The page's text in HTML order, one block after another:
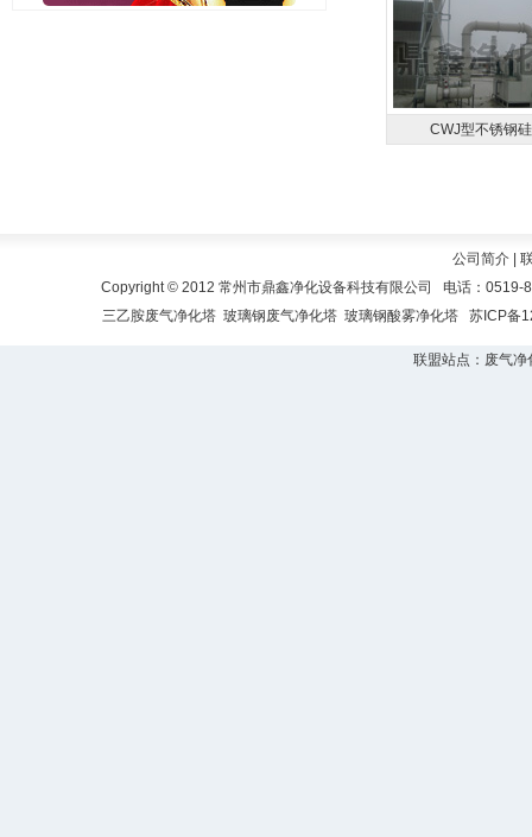
CWJ型不锈钢
公司简介|
Copyright © 2012 常州市鼎鑫净化设备科技有限公司 电话：
三乙胺废气净化塔 玻璃钢废气净化塔 玻璃钢酸雾净化塔 苏ICP备
联盟站点： 废气净